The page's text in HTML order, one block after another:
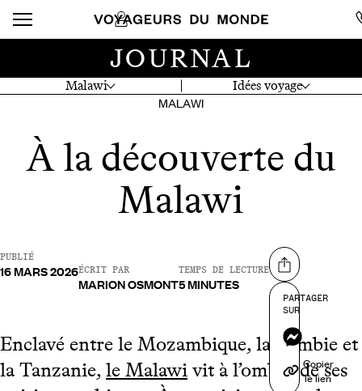
Malawi Idées voyage
JOURNAL
MALAWI
À la découverte du
Malawi
PUBLIÉ
16 MARS 2026ÉCRIT PAR
MARION OSMONT
TEMPS DE LECTURE
5 MINUTES
Partager sur
PARTAGER
SUR
Messenger
Copier
le lien
Enclavé entre le Mozambique, la Zambie et
la Tanzanie, le Malawi vit à l’ombre de ses